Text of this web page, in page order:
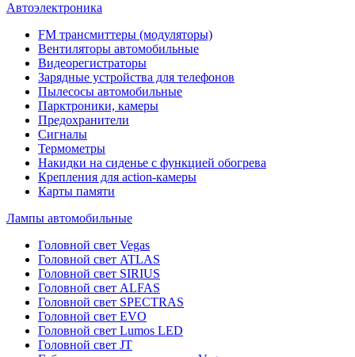
Автоэлектроника
FM трансмиттеры (модуляторы)
Вентиляторы автомобильные
Видеорегистраторы
Зарядные устройства для телефонов
Пылесосы автомобильные
Парктроники, камеры
Предохранители
Сигналы
Термометры
Накидки на сиденье с функцией обогрева
Крепления для action-камеры
Карты памяти
Лампы автомобильные
Головной свет Vegas
Головной свет ATLAS
Головной свет SIRIUS
Головной свет ALFAS
Головной свет SPECTRAS
Головной свет EVO
Головной свет Lumos LED
Головной свет JT